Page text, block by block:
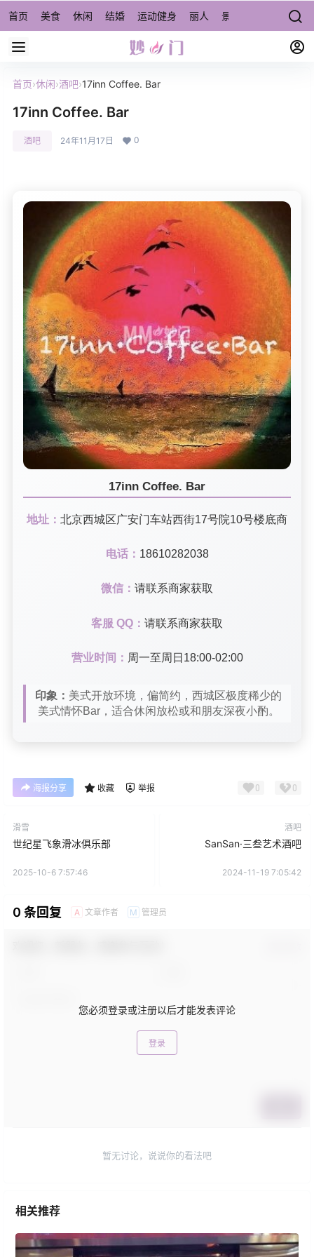
首页 美食 休闲 结婚 运动健身 丽人 景点/周边游 宠物
首页›休闲›酒吧›17inn Coffee. Bar
17inn Coffee. Bar
酒吧 24年11月17日 0
17inn Coffee. Bar
地址： 北京西城区广安门车站西街17号院10号楼底商
电话： 18610282038
微信： 请联系商家获取
客服 QQ： 请联系商家获取
营业时间： 周一至周日18:00-02:00
印象： 美式开放环境，偏简约，西城区极度稀少的
美式情怀Bar，适合休闲放松或和朋友深夜小酌。
海报分享 收藏 举报 0 0
滑雪
世纪星飞象滑冰俱乐部
2025-10-6 7:57:46
酒吧
SanSan·三叁艺术酒吧
2024-11-19 7:05:42
0 条回复 A 文章作者 M 管理员
您必须登录或注册以后才能发表评论
登录
暂无讨论，说说你的看法吧
相关推荐